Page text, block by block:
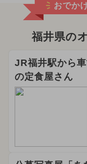
2026年7月のイ
都民の日・県
2024年9月のイ
キャラクター
2026年3月のイ
2024年8月のイ
2025年6月のイ
おでか
福井県の
JR福井駅から
の定食屋さん